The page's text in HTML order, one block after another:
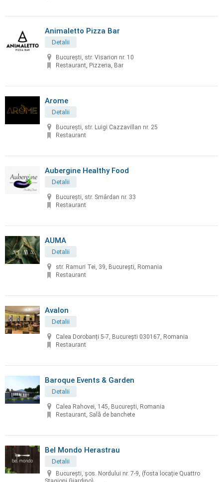
Animaletto Pizza Bar
Detalii
București, str. Visarion nr. 10
Restaurant, Pizzeria, Bar
Arome
Detalii
București, str. Luigi Cazzavillan nr. 25
Restaurant
Aubergine Healthy Food
Detalii
București, str. Smârdan nr. 33
Restaurant
AUMA
Detalii
str. Ramuri Tei, 39, București, Romania
Restaurant
Avalon
Detalii
Calea Dorobanți 5-7, București 030167, Romania
Restaurant
Baroque Events & Garden
Detalii
Calea Rahovei, 145, București, Romania
Restaurant, Sală de banchete
Bel Mondo Herastrau
Detalii
București, șos. Nordului nr. 7-9, (fosta locație Quattro